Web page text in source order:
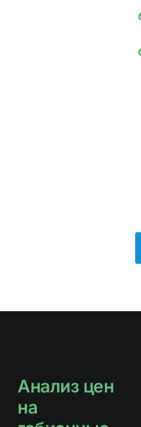
Анализ цен
на